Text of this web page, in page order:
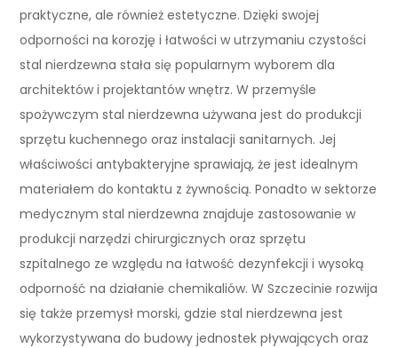
praktyczne, ale również estetyczne. Dzięki swojej
odporności na korozję i łatwości w utrzymaniu czystości
stal nierdzewna stała się popularnym wyborem dla
architektów i projektantów wnętrz. W przemyśle
spożywczym stal nierdzewna używana jest do produkcji
sprzętu kuchennego oraz instalacji sanitarnych. Jej
właściwości antybakteryjne sprawiają, że jest idealnym
materiałem do kontaktu z żywnością. Ponadto w sektorze
medycznym stal nierdzewna znajduje zastosowanie w
produkcji narzędzi chirurgicznych oraz sprzętu
szpitalnego ze względu na łatwość dezynfekcji i wysoką
odporność na działanie chemikaliów. W Szczecinie rozwija
się także przemysł morski, gdzie stal nierdzewna jest
wykorzystywana do budowy jednostek pływających oraz